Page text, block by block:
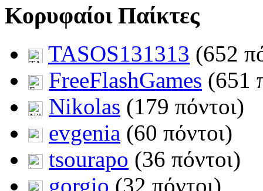
Κορυφαίοι Παίκτες
TASOS131313 (652
FreeFlashGames (651
Nikolas (179 πόντοι)
evgenia (60 πόντοι)
tsourapo (36 πόντοι)
gorgio (32 πόντοι)